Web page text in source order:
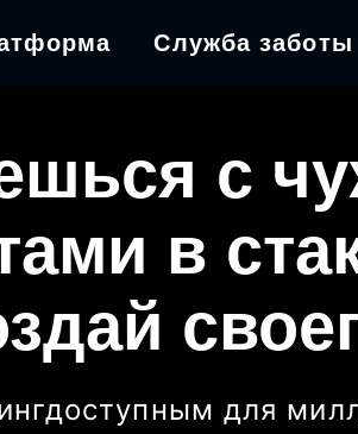
Служба заботы
с
в
доступным для